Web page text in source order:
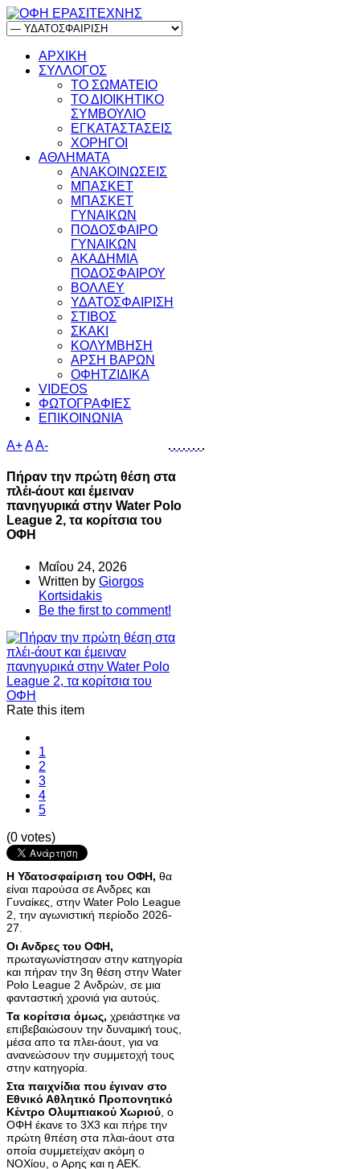
ΑΡΧΙΚΗ
ΣΥΛΛΟΓΟΣ
ΤΟ ΣΩΜΑΤΕΙΟ
ΤΟ ΔΙΟΙΚΗΤΙΚΟ
ΣΥΜΒΟΥΛΙΟ
ΕΓΚΑΤΑΣΤΑΣΕΙΣ
ΧΟΡΗΓΟΙ
ΑΘΛΗΜΑΤΑ
ΑΝΑΚΟΙΝΩΣΕΙΣ
ΜΠΑΣΚΕΤ
ΜΠΑΣΚΕΤ
ΓΥΝΑΙΚΩΝ
ΠΟΔΟΣΦΑΙΡΟ
ΓΥΝΑΙΚΩΝ
ΑΚΑΔΗΜΙΑ
ΠΟΔΟΣΦΑΙΡΟΥ
ΒΟΛΛΕΥ
ΥΔΑΤΟΣΦΑΙΡΙΣΗ
ΣΤΙΒΟΣ
ΣΚΑΚΙ
ΚΟΛΥΜΒΗΣΗ
ΑΡΣΗ ΒΑΡΩΝ
ΟΦΗΤΖΙΔΙΚΑ
VIDEOS
ΦΩΤΟΓΡΑΦΙΕΣ
ΕΠΙΚΟΙΝΩΝΙΑ
A+AA-
Πήραν την πρώτη θέση στα
πλέι-άουτ και έμειναν
πανηγυρικά στην Water Polo
League 2, τα κορίτσια του
ΟΦΗ
Μαΐου 24, 2026
Written by Giorgos
Kortsidakis
Be the first to comment!
Rate this item
1
2
3
4
5
(0 votes)
Η Υδατοσφαίριση του ΟΦΗ, θα
είναι παρούσα σε Ανδρες και
Γυναίκες, στην Water Polo League
2, την αγωνιστική περίοδο 2026-
27.
Οι Ανδρες του ΟΦΗ,
πρωταγωνίστησαν στην κατηγορία
και πήραν την 3η θέση στην Water
Polo League 2 Ανδρών, σε μια
φανταστική χρονιά για αυτούς.
Τα κορίτσια όμως, χρειάστηκε να
επιβεβαιώσουν την δυναμική τους,
μέσα απο τα πλει-άουτ, για να
ανανεώσουν την συμμετοχή τους
στην κατηγορία.
Στα παιχνίδια που έγιναν στο
Εθνικό Αθλητικό Προπονητικό
Κέντρο Ολυμπιακού Χωριού , ο
ΟΦΗ έκανε το 3Χ3 και πήρε την
πρώτη θπέση στα πλαι-άουτ στα
οποία συμμετείχαν ακόμη ο
ΝΟΧίου, ο Αρης και η ΑΕΚ.